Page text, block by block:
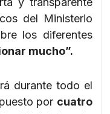
del Ministerio
los diferentes
mucho”.
durante todo el
por cuatro